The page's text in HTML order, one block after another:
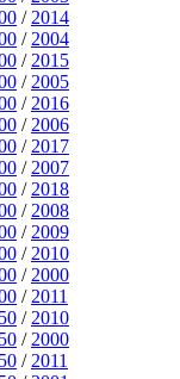
/ 2014
/ 2004
/ 2015
/ 2005
/ 2016
/ 2006
/ 2017
/ 2007
/ 2018
/ 2008
/ 2009
/ 2010
/ 2000
/ 2011
/ 2010
/ 2000
/ 2011